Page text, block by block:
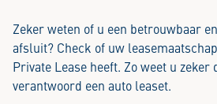
Zeker weten of u een betrouwbaar
afsluit? Check of uw
Private Lease heeft. Zo weet u zeker
verantwoord een auto leaset.